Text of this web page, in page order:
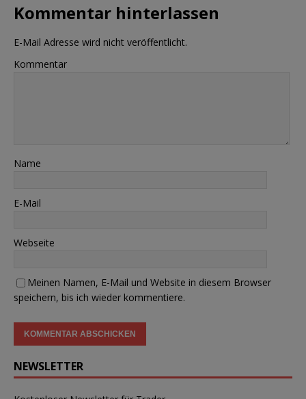
Kommentar hinterlassen
E-Mail Adresse wird nicht veröffentlicht.
Kommentar
Name
E-Mail
Webseite
Meinen Namen, E-Mail und Website in diesem Browser
speichern, bis ich wieder kommentiere.
NEWSLETTER